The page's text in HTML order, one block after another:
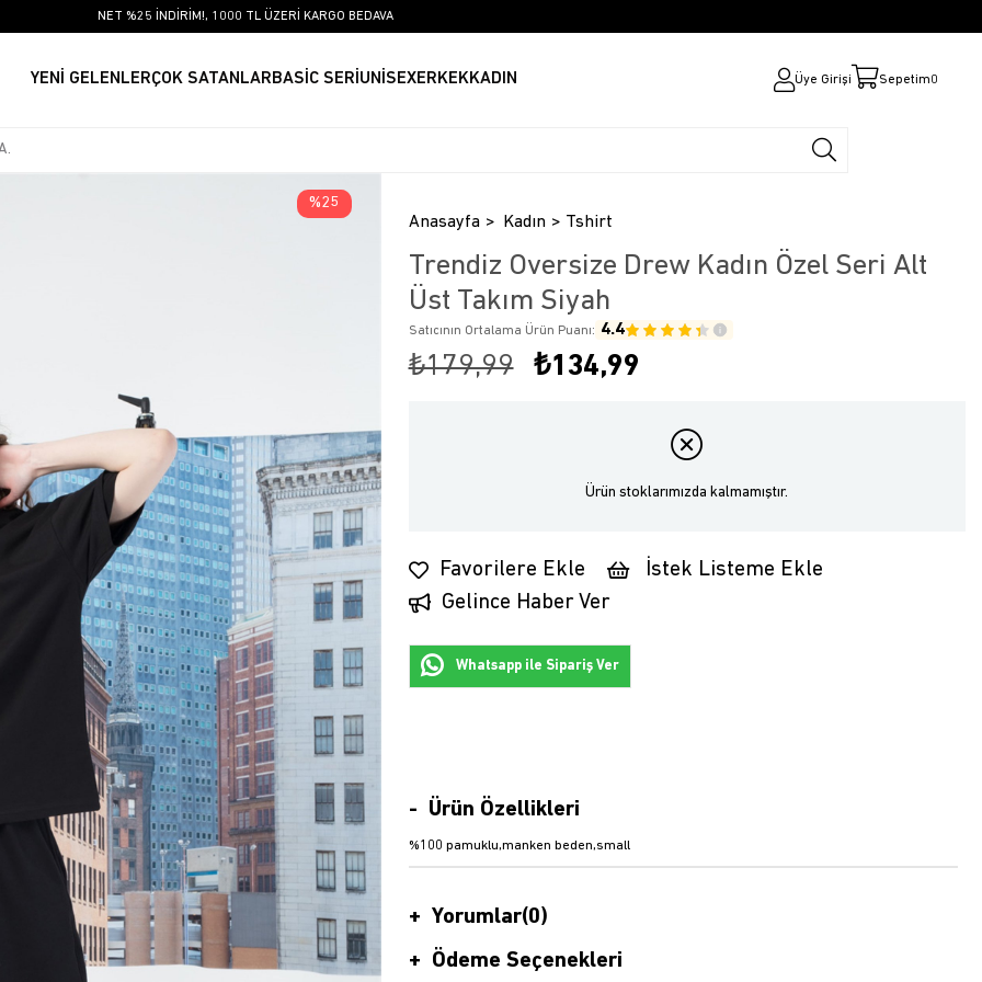
NET %25 İNDİRİM!, 1000 TL ÜZERİ KARGO BEDAVA
YENİ GELENLERÇOK SATANLARBASİC SERİ UNİSEXERKEKKADIN Üye Girişi Sepetim0
25
Anasayfa Kadın Tshirt
Trendiz Oversize Drew Kadın Özel Seri Alt
Üst Takım Siyah
Satıcının Ortalama Ürün Puanı: 4.4
₺179,99 ₺134,99
Ürün stoklarımızda kalmamıştır.
Favorilere Ekle
İstek Listeme Ekle
Gelince Haber Ver
Whatsapp ile Sipariş Ver
Ürün Özellikleri
%100 pamuklu,manken beden,small
Yorumlar(0)
Ödeme Seçenekleri